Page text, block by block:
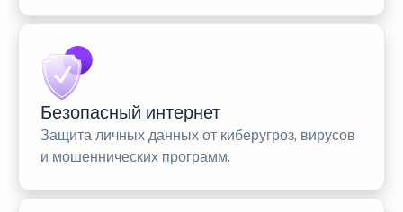
Безопасный интернет
Защита личных данных от киберугроз, вирусов
и мошеннических программ.